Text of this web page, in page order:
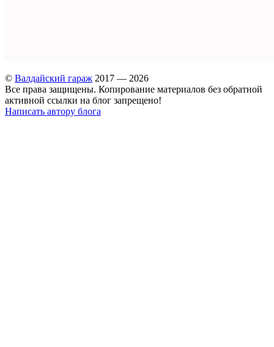
© Валдайский гараж 2017 — 2026
Все права защищены. Копирование материалов без обратной
активной ссылки на блог запрещено!
Написать автору блога